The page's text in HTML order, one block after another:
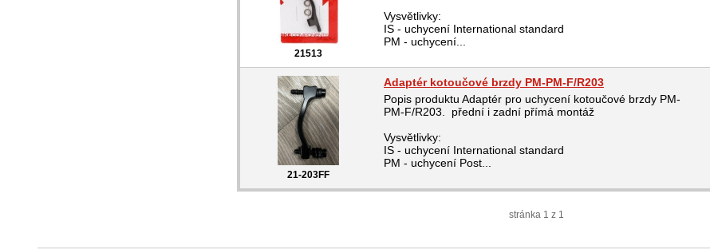
21513
Vysvětlivky:
IS - uchycení International standard
PM - uchycení...
21-203FF
Adaptér kotoučové brzdy PM-PM-F/R203
Popis produktu Adaptér pro uchycení kotoučové brzdy PM-
PM-F/R203. přední i zadní přímá montáž
Vysvětlivky:
IS - uchycení International standard
PM - uchycení Post...
stránka 1 z 1